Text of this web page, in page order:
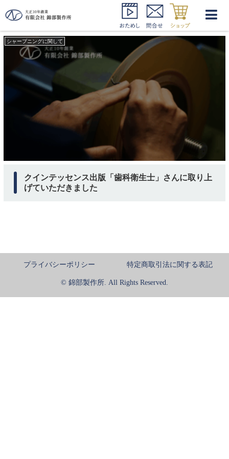
シャープニング器械 解説
シャープニングに関して
クインテッセンス出版「歯科衛生士」さんに取り上
げていただきました
プライバシーポリシー 特定商取引法に関する表記
© 錦部製作所. All Rights Reserved.